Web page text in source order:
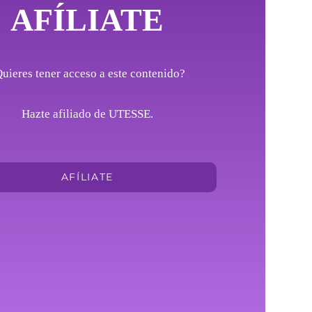
AFÍLIATE
tener acceso a este contenido?
Hazte afiliado de UTESSE.
AFÍLIATE